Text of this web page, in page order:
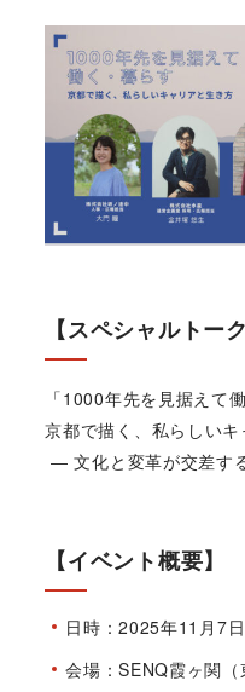
【スペシャルトー
「1000年先を見据えて
京都で描く、私らしい
― 文化と変革が交差す
【イベント概要】
日時：2025年11月7
会場：SENQ霞ヶ関（